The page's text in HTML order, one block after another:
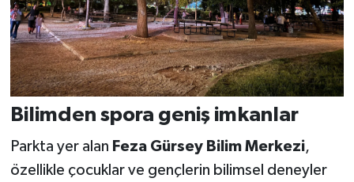
Bilimden spora geniş imkanlar
Parkta yer alan Feza Gürsey Bilim Merkezi,
özellikle çocuklar ve gençlerin bilimsel deneyler